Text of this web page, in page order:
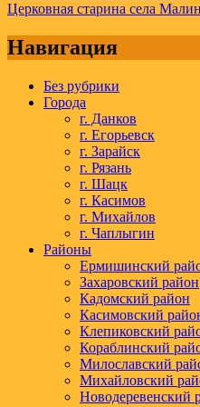
Церковная старина села
Навигация
Без рубрики
Города
г. Данков
г. Егорьевск
г. Зарайск
г. Рязань
г. Шацк
г. Касимов
г. Михайлов
г. Чаплыгин
Районы
Ермишинский
Захаровский район
Кадомский район
Касимовский
Клепиковский
Кораблинский
Милославский
Михайловский
Новодеревенский